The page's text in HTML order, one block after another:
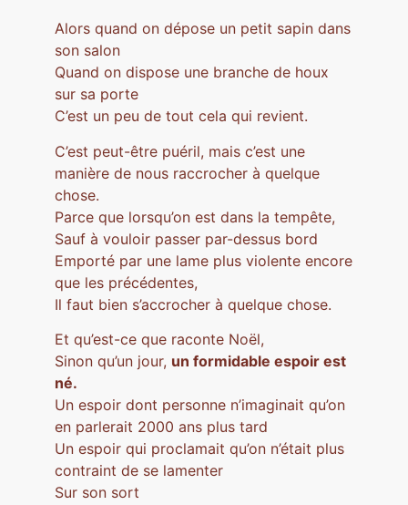
Alors quand on dépose un petit sapin dans
son salon
Quand on dispose une branche de houx
sur sa porte
C’est un peu de tout cela qui revient.
C’est peut-être puéril, mais c’est une
manière de nous raccrocher à quelque
chose.
Parce que lorsqu’on est dans la tempête,
Sauf à vouloir passer par-dessus bord
Emporté par une lame plus violente encore
que les précédentes,
Il faut bien s’accrocher à quelque chose.
Et qu’est-ce que raconte Noël,
Sinon qu’un jour, un formidable espoir est
né.
Un espoir dont personne n’imaginait qu’on
en parlerait 2000 ans plus tard
Un espoir qui proclamait qu’on n’était plus
contraint de se lamenter
Sur son sort